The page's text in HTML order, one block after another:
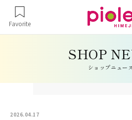
Favorite
ショップニュース
2026.04.17